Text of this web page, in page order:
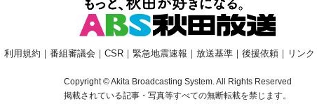
利用規約 ｜ 番組審議会 ｜ CSR｜ 緊急地震速報 ｜ 放送基準｜ 後援依頼｜ リンク
Copyright © Akita Broadcasting System. All Rights Reserved
掲載されている記事・写真等すべての無断転載を禁じます。